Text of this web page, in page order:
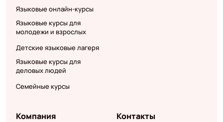
Языковые онлайн-курсы
Языковые курсы для
молодежи и взрослых
Детские языковые лагеря
Языковые курсы для
деловых людей
Семейные курсы
Компания Контакты